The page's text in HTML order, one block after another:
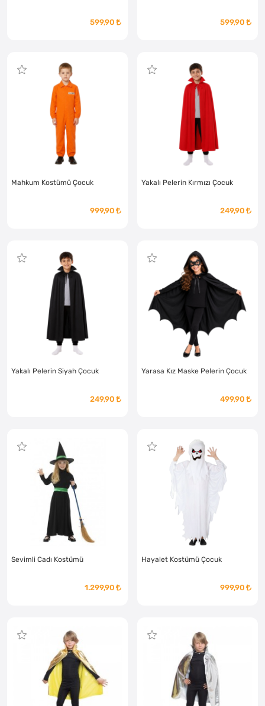
599,90 599,90
Mahkum Kostümü Çocuk
999,90
Yakalı Pelerin Kırmızı Çocuk
249,90
Yakalı Pelerin Siyah Çocuk
249,90
Yarasa Kız Maske Pelerin Çocuk
499,90
Sevimli Cadı Kostümü
1.299,90
Hayalet Kostümü Çocuk
999,90